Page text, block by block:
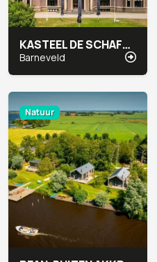
KASTEEL DE SCHAFFELAAR
Barneveld
Natuur